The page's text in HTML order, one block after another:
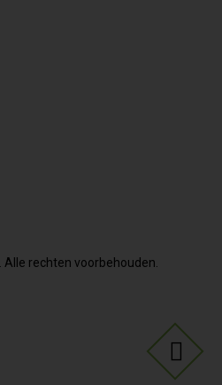
. Alle rechten voorbehouden.